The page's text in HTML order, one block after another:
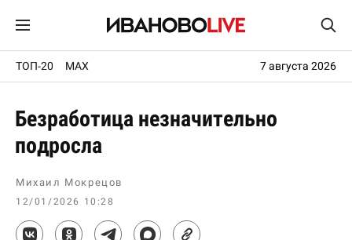
ТОП-20 MAX 7 августа 2026
Безработица незначительно
подросла
Михаил Мокрецов
12/01/2026 10:28